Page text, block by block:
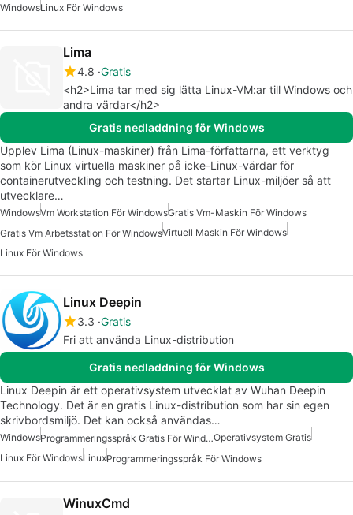
WindowsLinux För Windows
Lima
4.8 Gratis
<h2>Lima tar med sig lätta Linux-VM:ar till Windows och
andra värdar</h2>
Gratis nedladdning för Windows
Upplev Lima (Linux-maskiner) från Lima-författarna, ett verktyg
som kör Linux virtuella maskiner på icke-Linux-värdar för
containerutveckling och testning. Det startar Linux-miljöer så att
utvecklare…
WindowsVm Workstation För WindowsGratis Vm-Maskin För Windows
Gratis Vm Arbetsstation För WindowsVirtuell Maskin För Windows
Linux För Windows
Linux Deepin
3.3 Gratis
Fri att använda Linux-distribution
Gratis nedladdning för Windows
Linux Deepin är ett operativsystem utvecklat av Wuhan Deepin
Technology. Det är en gratis Linux-distribution som har sin egen
skrivbordsmiljö. Det kan också användas…
Windows Programmeringsspråk Gratis För WindowsOperativsystem Gratis
Linux För WindowsLinuxProgrammeringsspråk För Windows
WinuxCmd